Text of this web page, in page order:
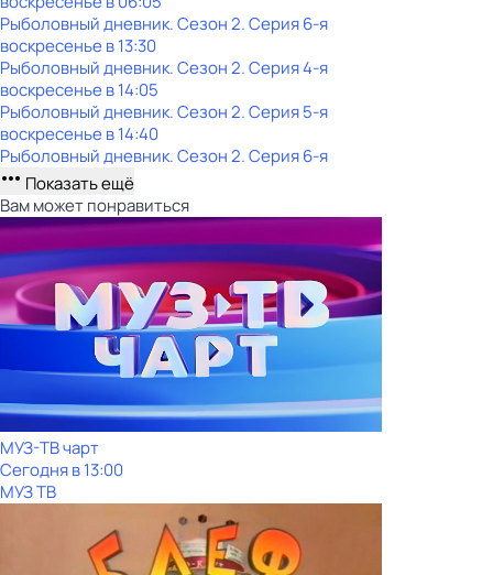
Рыболовный дневник. Сезон 2. Серия 6-я
воскресенье в13:30
Рыболовный дневник. Сезон 2. Серия 4-я
воскресенье в14:05
Рыболовный дневник. Сезон 2. Серия 5-я
воскресенье в14:40
Рыболовный дневник. Сезон 2. Серия 6-я
Показать ещё
Вам может понравиться
МУЗ-ТВ чарт
Сегодня в 13:00
МУЗ ТВ